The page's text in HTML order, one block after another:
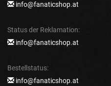
info@fanaticshop.at
Status der Reklamation:
info@fanaticshop.at
Bestellstatus:
info@fanaticshop.at